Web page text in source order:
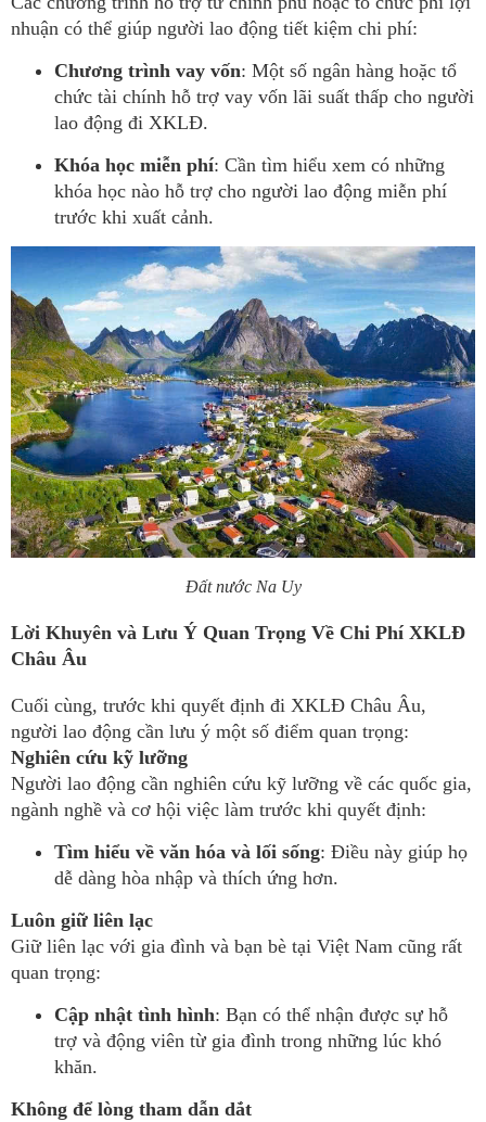
nhuận có thể giúp người lao động tiết kiệm chi phí:
Chương trình vay vốn: Một số ngân hàng hoặc tổ
chức tài chính hỗ trợ vay vốn lãi suất thấp cho người
lao động đi XKLĐ.
Khóa học miễn phí: Cần tìm hiểu xem có những
khóa học nào hỗ trợ cho người lao động miễn phí
trước khi xuất cảnh.
Đất nước Na Uy
Lời Khuyên và Lưu Ý Quan Trọng Về Chi Phí XKLĐ
Châu Âu
Cuối cùng, trước khi quyết định đi XKLĐ Châu Âu,
người lao động cần lưu ý một số điểm quan trọng:
Nghiên cứu kỹ lưỡng
Người lao động cần nghiên cứu kỹ lưỡng về các quốc gia,
ngành nghề và cơ hội việc làm trước khi quyết định:
Tìm hiểu về văn hóa và lối sống: Điều này giúp họ
dễ dàng hòa nhập và thích ứng hơn.
Luôn giữ liên lạc
Giữ liên lạc với gia đình và bạn bè tại Việt Nam cũng rất
quan trọng:
Cập nhật tình hình: Bạn có thể nhận được sự hỗ
trợ và động viên từ gia đình trong những lúc khó
khăn.
Không để lòng tham dẫn dắt